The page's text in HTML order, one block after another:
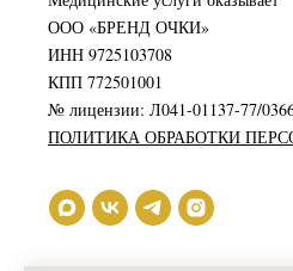
ООО «БРЕНД ОЧКИ»
ИНН 9725103708
КПП 772501001
№ лицензии: Л041-01137-77/
ПОЛИТИКА ОБРАБОТКИ